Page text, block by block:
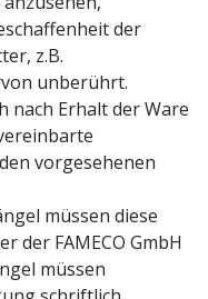
der
z.B.
unberührt.
nach Erhalt der Ware
vorgesehenen
müssen diese
der FAMECO GmbH
müssen